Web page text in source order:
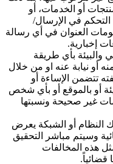
أو الخدمات، أو
في الإرسال/
العنوان في أي رسالة
إخبارية.
والبيئة بأي طريقة
أو نيابة عنه او من خلال
تتضمن الإساءة أو
أو بالموقع أو بأي شخص
غير صحيحة ونسبتها
النظام أو الشبكة يعرض
وسيتم مباشر التحقيق
هذه المخالفات
قضائياً.